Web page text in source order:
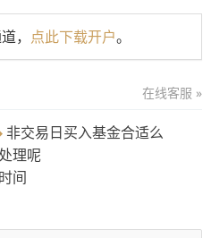
， 点此下载开户。
在线客服 »
非交易日买入基金合适么
理呢
间